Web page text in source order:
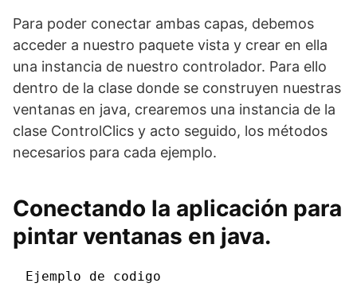
Para poder conectar ambas capas, debemos
acceder a nuestro paquete vista y crear en ella
una instancia de nuestro controlador. Para ello
dentro de la clase donde se construyen nuestras
ventanas en java, crearemos una instancia de la
clase ControlClics y acto seguido, los métodos
necesarios para cada ejemplo.
Conectando la aplicación para
pintar ventanas en java.
Ejemplo de codigo